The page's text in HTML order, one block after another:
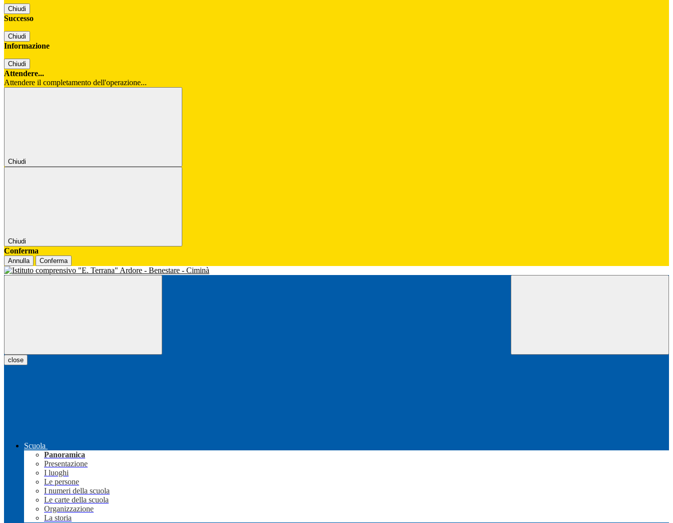
Chiudi
Successo
Chiudi
Informazione
Chiudi
Attendere...
Attendere il completamento dell'operazione...
Chiudi
Chiudi
Conferma
Annulla Conferma
close
Scuola
Panoramica
Presentazione
I luoghi
Le persone
I numeri della scuola
Le carte della scuola
Organizzazione
La storia